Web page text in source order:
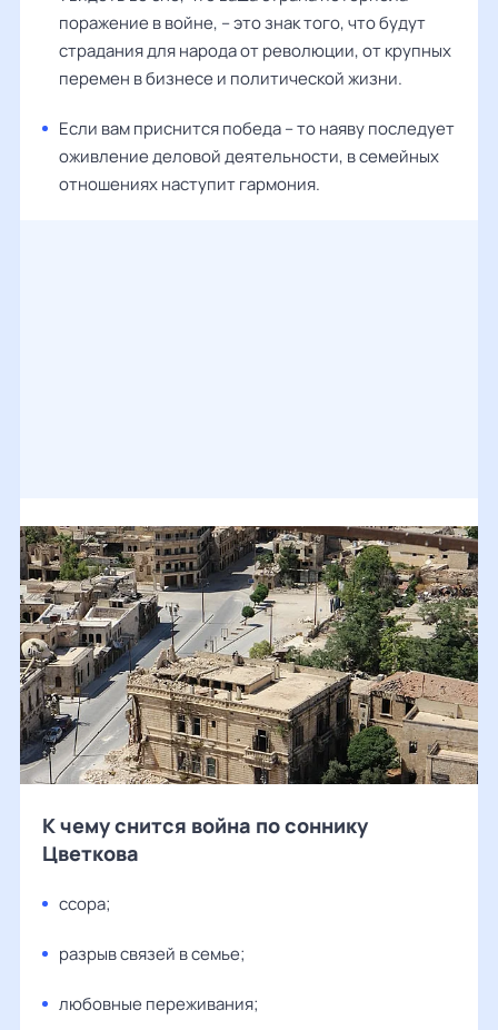
поражение в войне, – это знак того, что будут
страдания для народа от революции, от крупных
перемен в бизнесе и политической жизни.
Если вам приснится победа – то наяву последует
оживление деловой деятельности, в семейных
отношениях наступит гармония.
К чему снится война по соннику
Цветкова
ссора;
разрыв связей в семье;
любовные переживания;